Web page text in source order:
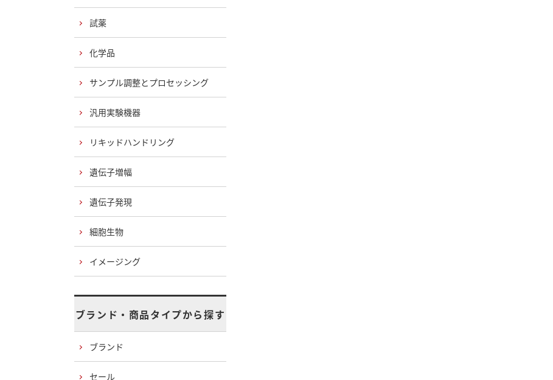
試薬
化学品
サンプル調整とプロセッシング
汎用実験機器
リキッドハンドリング
遺伝子増幅
遺伝子発現
細胞生物
イメージング
ブランド・商品タイプから探す
ブランド
セール